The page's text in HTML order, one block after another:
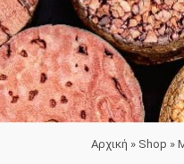
Αρχική » Shop »